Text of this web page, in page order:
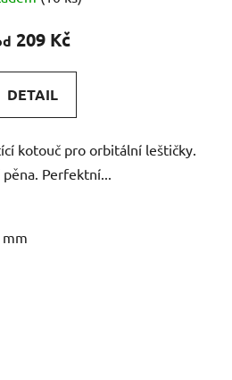
hodnocení
produktu
5,0
z
hvězdiček.
209 Kč
DETAIL
kotouč pro orbitální leštičky.
Perfektní...
mm